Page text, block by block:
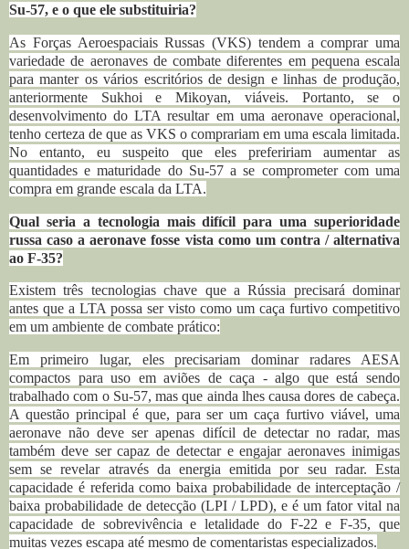
Su-57, e o que ele substituiria?
As Forças Aeroespaciais Russas (VKS) tendem a comprar uma
variedade de aeronaves de combate diferentes em pequena escala
para manter os vários escritórios de design e linhas de produção,
anteriormente Sukhoi e Mikoyan, viáveis. Portanto, se o
desenvolvimento do LTA resultar em uma aeronave operacional,
tenho certeza de que as VKS o comprariam em uma escala limitada.
No entanto, eu suspeito que eles prefeririam aumentar as
quantidades e maturidade do Su-57 a se comprometer com uma
compra em grande escala da LTA.
Qual seria a tecnologia mais difícil para uma superioridade
russa caso a aeronave fosse vista como um contra / alternativa
ao F-35?
Existem três tecnologias chave que a Rússia precisará dominar
antes que a LTA possa ser visto como um caça furtivo competitivo
em um ambiente de combate prático:
Em primeiro lugar, eles precisariam dominar radares AESA
compactos para uso em aviões de caça - algo que está sendo
trabalhado com o Su-57, mas que ainda lhes causa dores de cabeça.
A questão principal é que, para ser um caça furtivo viável, uma
aeronave não deve ser apenas difícil de detectar no radar, mas
também deve ser capaz de detectar e engajar aeronaves inimigas
sem se revelar através da energia emitida por seu radar. Esta
capacidade é referida como baixa probabilidade de interceptação /
baixa probabilidade de detecção (LPI / LPD), e é um fator vital na
capacidade de sobrevivência e letalidade do F-22 e F-35, que
muitas vezes escapa até mesmo de comentaristas especializados.